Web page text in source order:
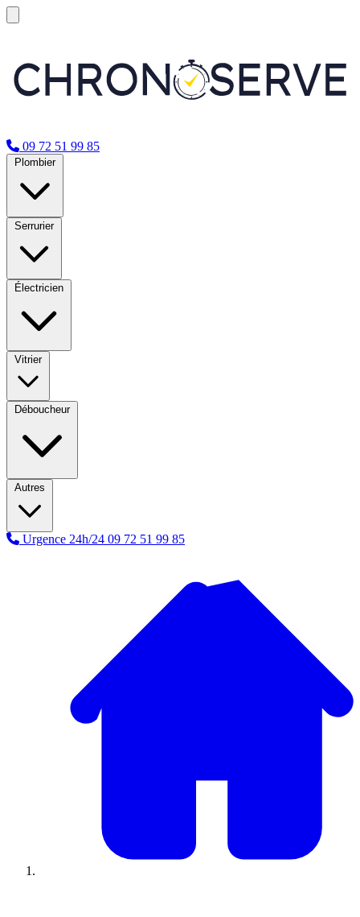
09 72 51 99 85
Plombier
Serrurier
Électricien
Vitrier
Déboucheur
Autres
Urgence 24h/24 09 72 51 99 85